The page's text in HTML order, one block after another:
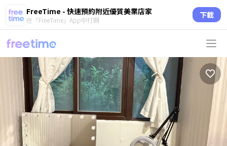
FreeTime - 快速預約附近優質美業店家
在「FreeTime」App中打開 下載